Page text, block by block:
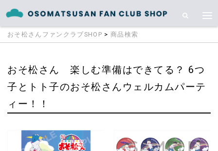
おそ松さんファンクラブSHOP > 商品検索
おそ松さん 楽しむ準備はできてる？ 6つ
子とトト子のおそ松さんウェルカムパーテ
ィー！！